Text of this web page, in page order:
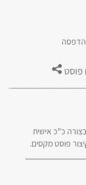
כ"כ אישית
פוסט מקסים.